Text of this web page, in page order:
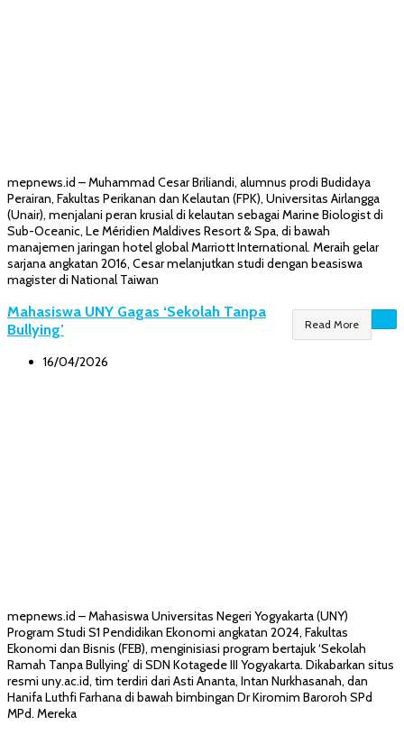
mepnews.id – Muhammad Cesar Briliandi, alumnus prodi Budidaya
Perairan, Fakultas Perikanan dan Kelautan (FPK), Universitas Airlangga
(Unair), menjalani peran krusial di kelautan sebagai Marine Biologist di
Sub-Oceanic, Le Méridien Maldives Resort & Spa, di bawah
manajemen jaringan hotel global Marriott International. Meraih gelar
sarjana angkatan 2016, Cesar melanjutkan studi dengan beasiswa
magister di National Taiwan
Read More
Mahasiswa UNY Gagas ‘Sekolah Tanpa
Bullying’
16/04/2026
mepnews.id – Mahasiswa Universitas Negeri Yogyakarta (UNY)
Program Studi S1 Pendidikan Ekonomi angkatan 2024, Fakultas
Ekonomi dan Bisnis (FEB), menginisiasi program bertajuk ‘Sekolah
Ramah Tanpa Bullying’ di SDN Kotagede III Yogyakarta. Dikabarkan situs
resmi uny.ac.id, tim terdiri dari Asti Ananta, Intan Nurkhasanah, dan
Hanifa Luthfi Farhana di bawah bimbingan Dr Kiromim Baroroh SPd
MPd. Mereka